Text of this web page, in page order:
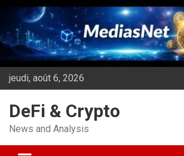
Aller
contenu
jeudi, août 6, 2026
DeFi & Crypto
News and Analysis